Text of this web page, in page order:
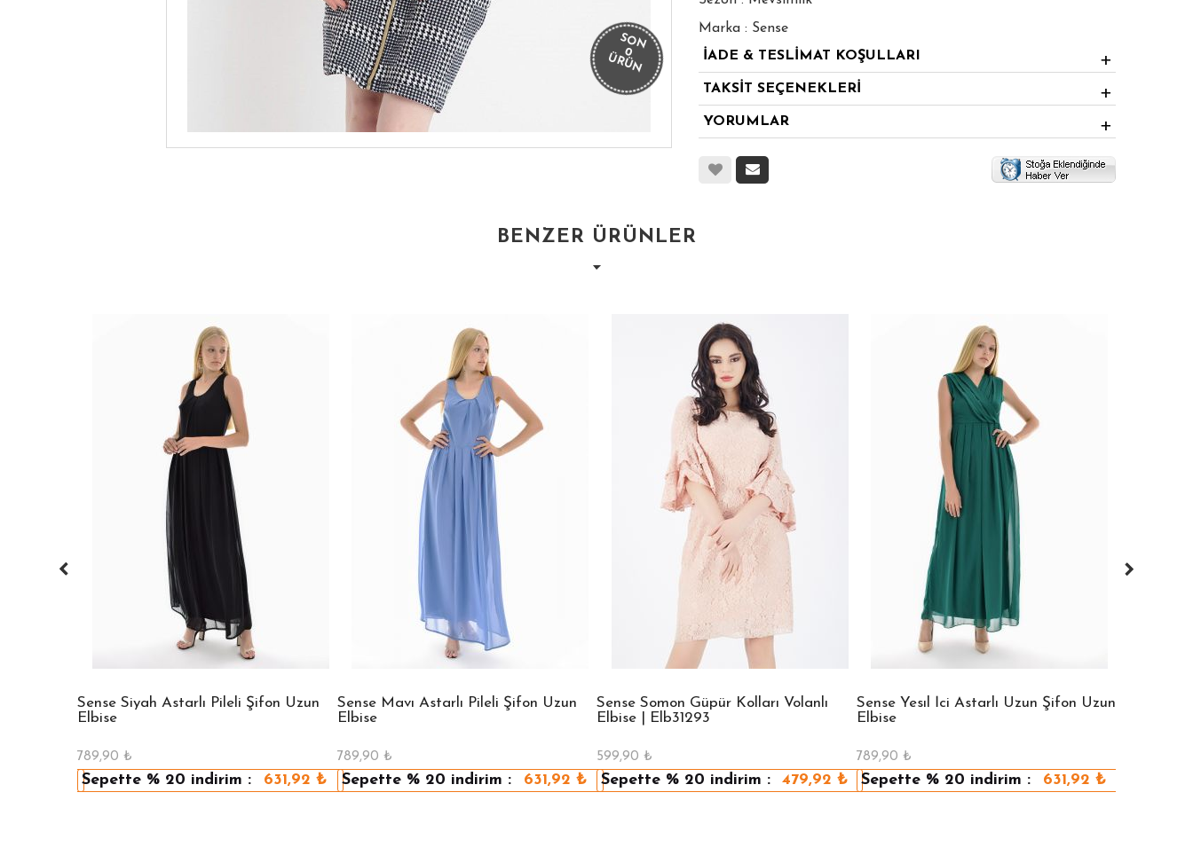
SON
0
ÜRÜN
Marka : Sense
İADE & TESLİMAT KOŞULLARI
TAKSİT SEÇENEKLERİ
YORUMLAR
BENZER ÜRÜNLER
Sense Siyah Astarlı Pileli Şifon Uzun
Elbise
789,90 ₺
Sepette % 20 indirim : 631,92 ₺
Sense Mavı Astarlı Pileli Şifon Uzun
Elbise
789,90 ₺
Sepette % 20 indirim : 631,92 ₺
Sense Somon Güpür Kolları Volanlı
Elbise | Elb31293
599,90 ₺
Sepette % 20 indirim : 479,92 ₺
Sense Yesıl İci Astarlı Uzun Şifon Uzun
Elbise
789,90 ₺
Sepette % 20 indirim : 631,92 ₺